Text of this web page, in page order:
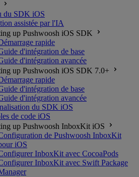
du SDK iOS
assistée par l'IA
up Pushwoosh iOS SDK
rapide
d'intégration de base
d'intégration avancée
up Pushwoosh iOS SDK 7.0+
rapide
d'intégration de base
d'intégration avancée
du SDK iOS
de code iOS
up Pushwoosh InboxKit iOS
de Pushwoosh InboxKit
iOS
InboxKit avec CocoaPods
InboxKit avec Swift Package